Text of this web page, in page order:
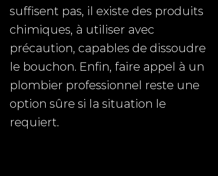
suffisent pas, il existe des produits
chimiques, à utiliser avec
précaution, capables de dissoudre
le bouchon. Enfin, faire appel à un
plombier professionnel reste une
option sûre si la situation le
requiert.